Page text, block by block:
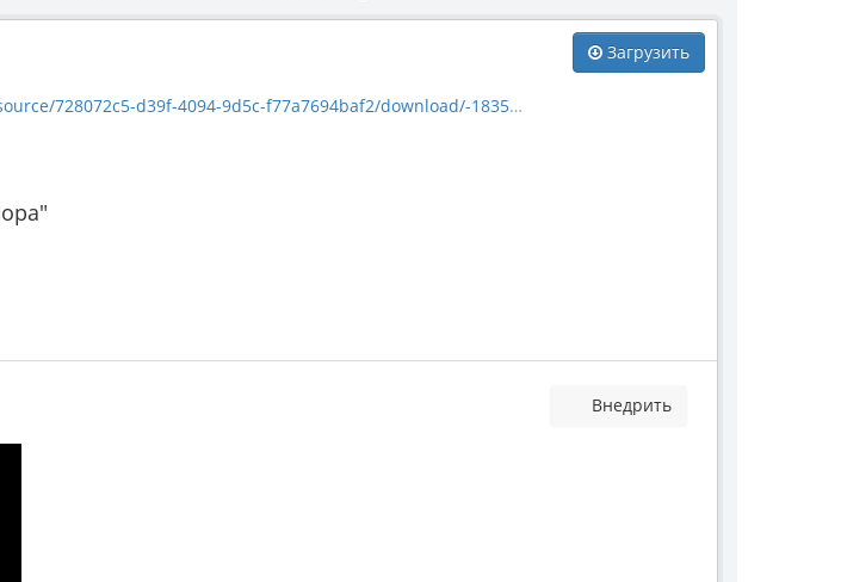
Загрузить
9d5c-f77a7694baf2/download/-1835-15_-08608_ettingshausenia-cuneifolia.jpg
Внедрить